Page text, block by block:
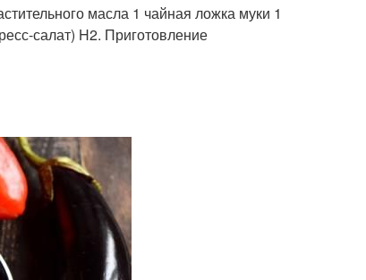
масла 1 чайная ложка муки 1
салат) H2. Приготовление